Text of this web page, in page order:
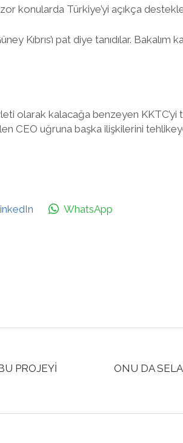
konularda Türkiye’yi açıkça
Kıbrıs’ı pat diye tanıdılar. Bakalım
olarak kalacağa benzeyen KKTC’yi
CEO uğruna başka ilişkilerini
WhatsApp
PROJEYİ
ONU DA